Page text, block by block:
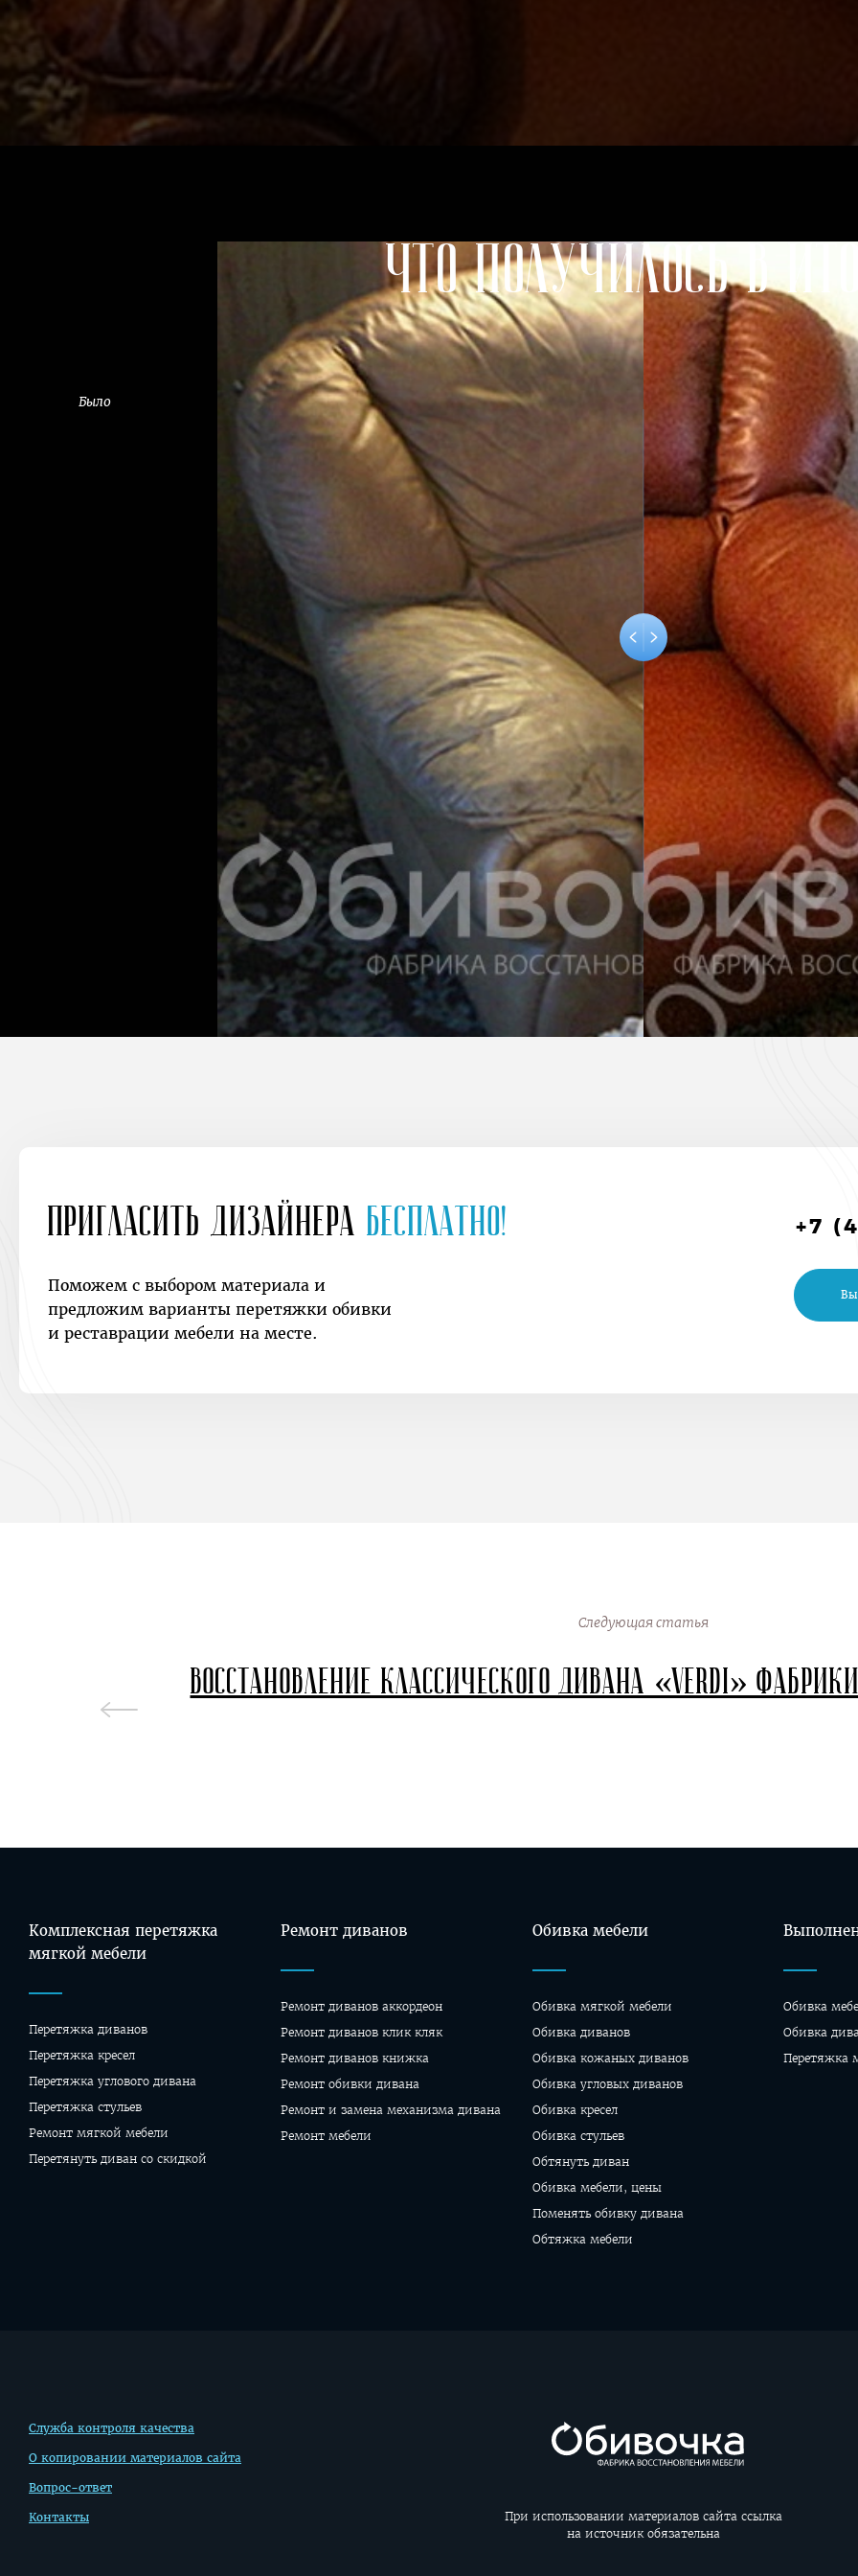
Что получилось в
Было
Пригласить дизайнера Бесплатно!
Поможем с выбором материала и
предложим варианты перетяжки обивки
и реставрации мебели на месте.
+7
Следующая статья
Восстановление классического дивана «Verdi»
Комплексная перетяжка
мягкой мебели
Перетяжка диванов
Перетяжка кресел
Перетяжка углового дивана
Перетяжка стульев
Ремонт мягкой мебели
Перетянуть диван со скидкой
Ремонт диванов
Ремонт диванов аккордеон
Ремонт диванов клик кляк
Ремонт диванов книжка
Ремонт обивки дивана
Ремонт и замена механизма дивана
Ремонт мебели
Обивка мебели
Обивка мягкой мебели
Обивка диванов
Обивка кожаных диванов
Обивка угловых диванов
Обивка кресел
Обивка стульев
Обтянуть диван
Обивка мебели, цены
Поменять обивку дивана
Обтяжка мебели
Обивка
Oбивка
Перетяжка
Дополнительная
информация
Служба контроля качества
О копировании материалов сайта
Вопрос-ответ
Контакты
При использовании материалов сайта ссылка
на источник обязательна